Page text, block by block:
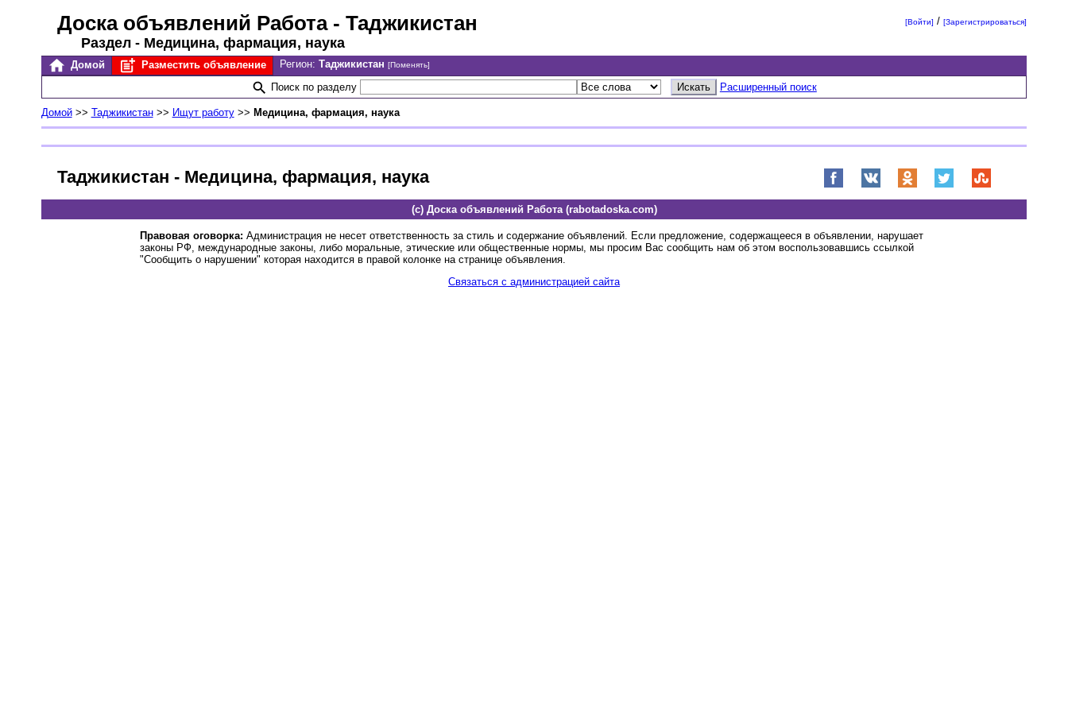
Доска объявлений Работа- Таджикистан
Раздел - Медицина, фармация, наука
[Войти] /[Зарегистрироваться]
Домой Разместить объявление Регион: Таджикистан [Поменять]
Поиск по разделу Расширенный поиск
Домой>> Таджикистан>> Ищут работу>> Медицина, фармация, наука
Таджикистан - Медицина, фармация, наука
(c) Доска объявлений Работа (rabotadoska.com)
Правовая оговорка: Администрация не несет ответственность за стиль и содержание объявлений. Если предложение, содержащееся в объявлении, нарушает
законы РФ, международные законы, либо моральные, этические или общественные нормы, мы просим Вас сообщить нам об этом воспользовавшись ссылкой
"Сообщить о нарушении" которая находится в правой колонке на странице объявления.
Связаться с администрацией сайта